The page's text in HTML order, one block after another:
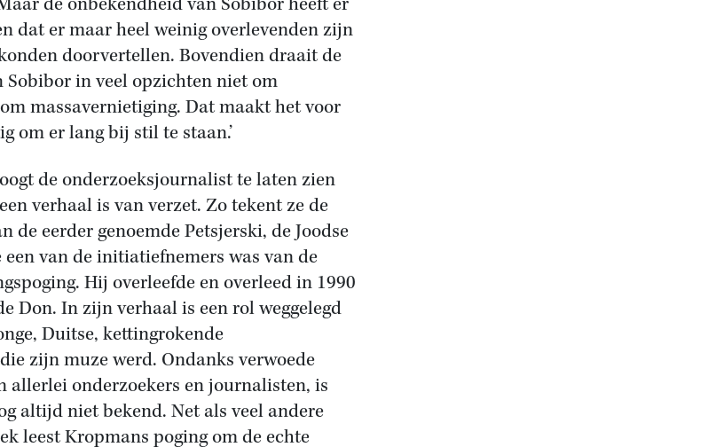
de onbekendheid van Sobibor heeft er
dat er maar heel weinig overlevenden zijn
doorvertellen. Bovendien draait de
Sobibor in veel opzichten niet om
massavernietiging. Dat maakt het voor
om er lang bij stil te staan.’
de onderzoeksjournalist te laten zien
verhaal is van verzet. Zo tekent ze de
de eerder genoemde Petsjerski, de Joodse
van de initiatiefnemers was van de
Hij overleefde en overleed in 1990
Don. In zijn verhaal is een rol weggelegd
Duitse, kettingrokende
zijn muze werd. Ondanks verwoede
allerlei onderzoekers en journalisten, is
altijd niet bekend. Net als veel andere
leest Kropmans poging om de echte